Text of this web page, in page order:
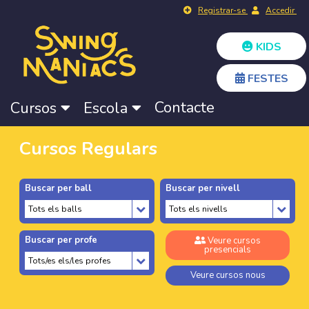
Registrar-se Accedir
KIDS
FESTES
Cursos Escola Contacte
Cursos Regulars
Buscar per ball Buscar per nivell
Buscar per profe Veure cursos
presencials
Veure cursos nous